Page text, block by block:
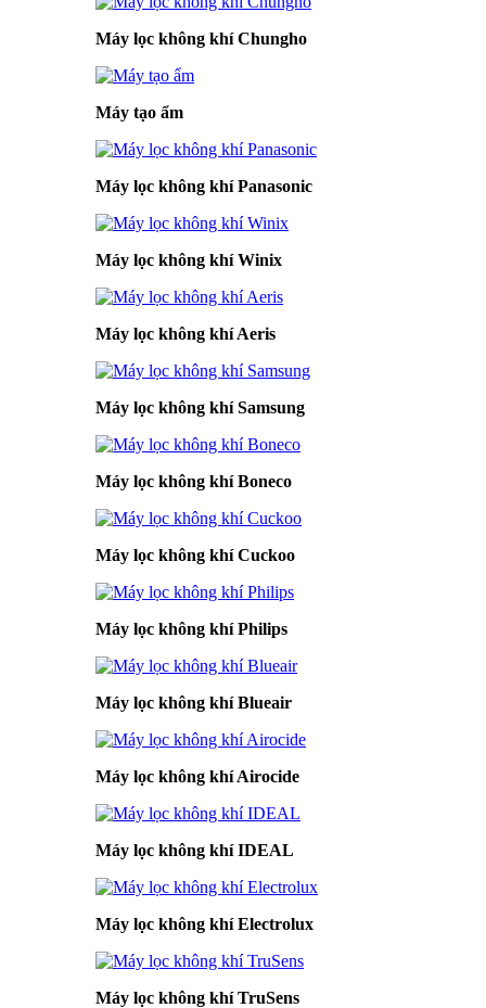
Máy lọc không khí Chungho
Máy tạo ẩm
Máy lọc không khí Panasonic
Máy lọc không khí Winix
Máy lọc không khí Aeris
Máy lọc không khí Samsung
Máy lọc không khí Boneco
Máy lọc không khí Cuckoo
Máy lọc không khí Philips
Máy lọc không khí Blueair
Máy lọc không khí Airocide
Máy lọc không khí IDEAL
Máy lọc không khí Electrolux
Máy lọc không khí TruSens